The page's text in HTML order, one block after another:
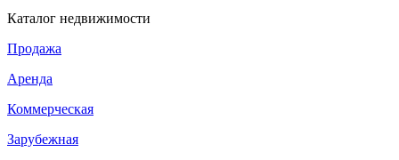
Каталог недвижимости
Продажа
Аренда
Коммерческая
Зарубежная